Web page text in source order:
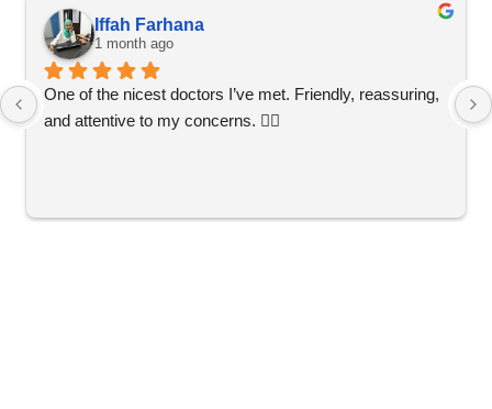
Iffah Farhana
1 month ago
One of the nicest doctors I’ve met. Friendly, reassuring,
and attentive to my concerns. 👍🏼